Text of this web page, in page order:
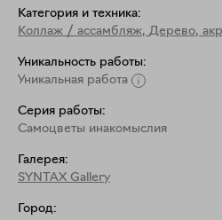
Категория и техника:
Коллаж / ассамбляж, Дерево,
Уникальность работы:
Уникальная работа
Серия работы:
Самоцветы инакомыслия
Галерея:
SYNTAX Gallery
Город: